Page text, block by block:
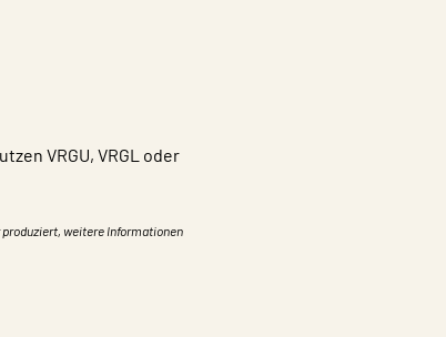
VRGU, VRGL oder
weitere Informationen